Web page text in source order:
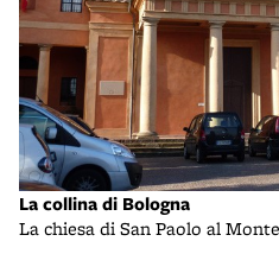
La collina di Bologna
La chiesa di San Paolo al